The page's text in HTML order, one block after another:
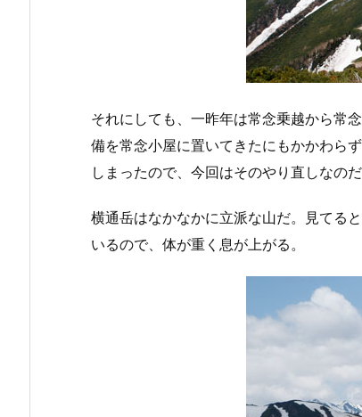
それにしても、一昨年は常念乗越から常
備を常念小屋に置いてきたにもかかわら
しまったので、今回はそのやり直しなのだ
横通岳はなかなかに立派な山だ。見てる
いるので、体が重く息が上がる。